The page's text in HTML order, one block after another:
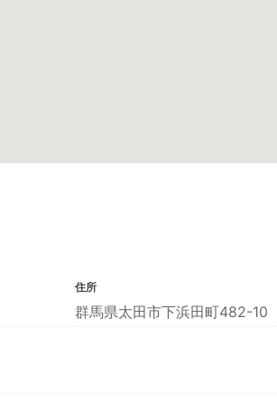
住所
群馬県太田市下浜田町482-10